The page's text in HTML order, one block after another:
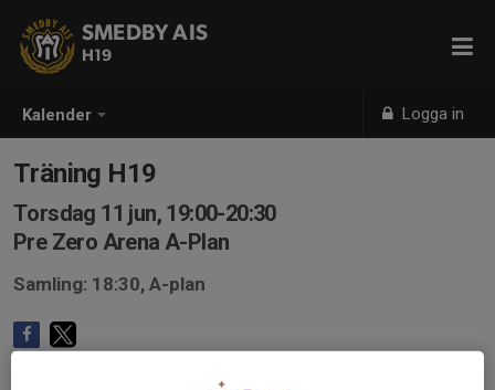
Kalender Logga in
SMEDBY AIS
H19
Träning H19
Torsdag 11 jun, 19:00-20:30
Pre Zero Arena A-Plan
Samling: 18:30, A-plan